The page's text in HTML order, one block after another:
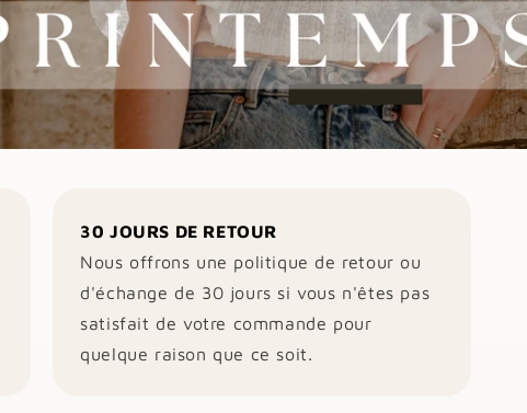
30 JOURS DE RETOUR
Nous offrons une politique de retour ou
d'échange de 30 jours si vous n'êtes pas
satisfait de votre commande pour
quelque raison que ce soit.